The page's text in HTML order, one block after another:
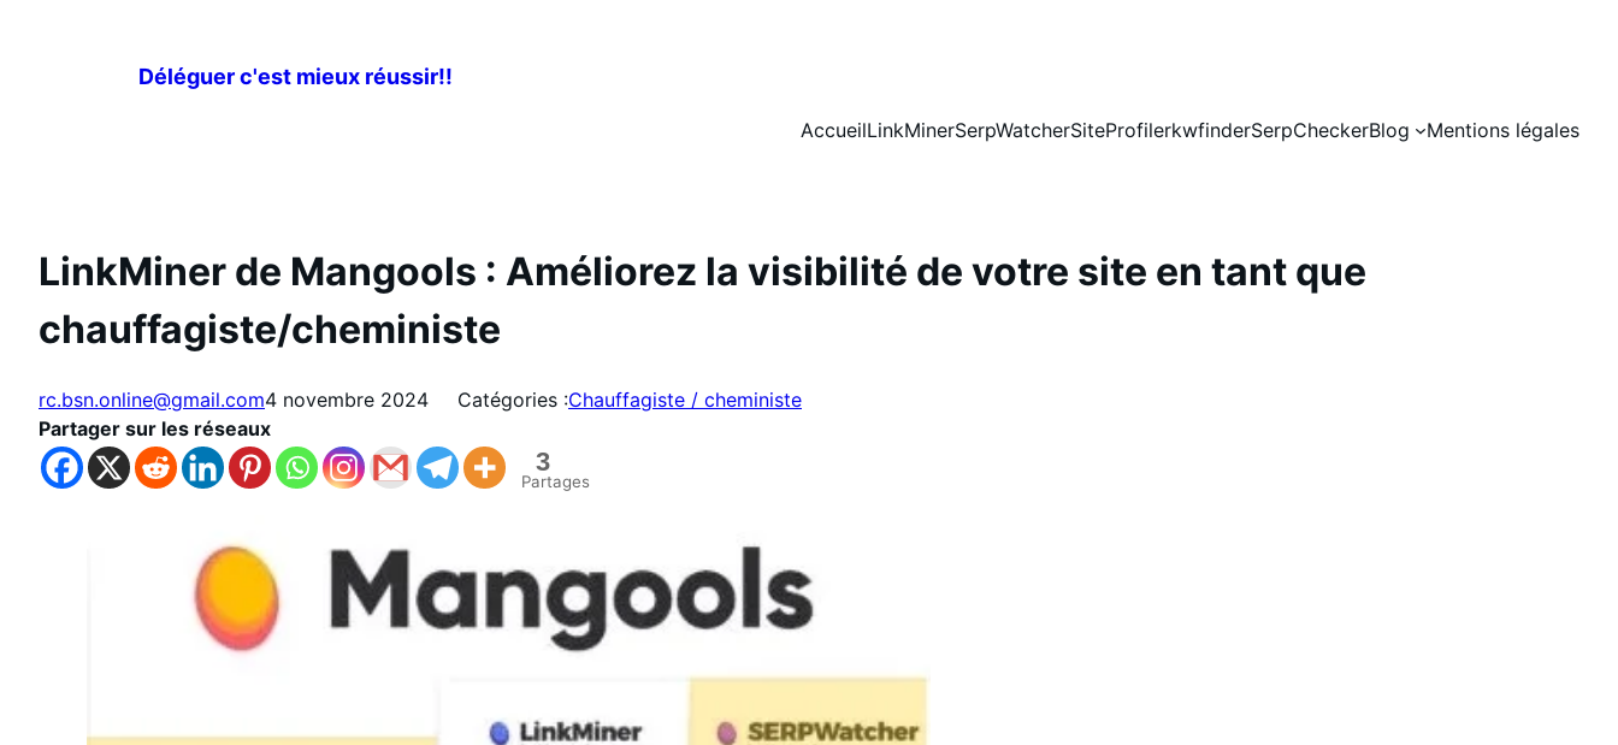
Déléguer c'est mieux réussir!!
AccueilLinkMinerSerpWatcherSiteProfilerkwfinderSerpCheckerBlog Mentions légales
LinkMiner de Mangools : Améliorez la visibilité de votre site en tant que
chauffagiste/cheministe
rc.bsn.online@gmail.com4 novembre 2024 Catégories :Chauffagiste / cheministe
Partager sur les réseaux
3
Partages